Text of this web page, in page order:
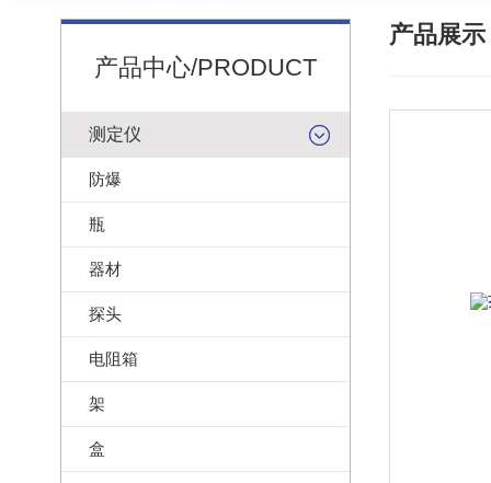
产品中心/PRODUCT
测定仪
防爆
瓶
器材
探头
电阻箱
架
盒
产品展示